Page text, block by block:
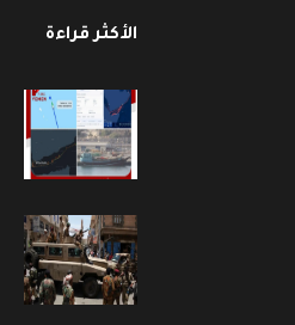
الأكثر قراءة